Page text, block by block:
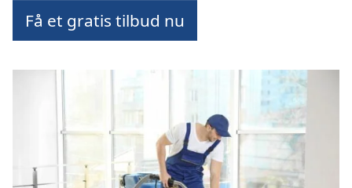
Få et gratis tilbud nu